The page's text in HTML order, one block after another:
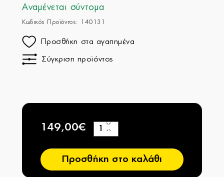
Αναμένεται σύντομα
Κωδικός Προϊόντος: 140131
Προσθήκη στα αγαπημένα
Σύγκριση προϊόντος
149,00€
−
+
Προσθήκη στο καλάθι